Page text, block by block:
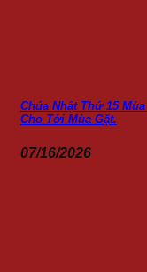
Chúa Nhật Thứ 15
Cho Tới Mùa Gặt.
07/16/2026